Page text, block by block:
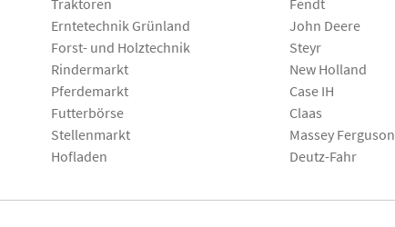
Traktoren
Erntetechnik Grünland
Forst- und Holztechnik
Rindermarkt
Pferdemarkt
Futterbörse
Stellenmarkt
Hofladen
Fendt
John Deere
Steyr
New Holland
Case IH
Claas
Massey Ferguson
Deutz-Fahr